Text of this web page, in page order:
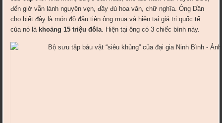
đến giờ vẫn lành nguyên vẹn, đầy đủ hoa văn, chữ nghĩa. Ông Dần
cho biết đây là món đồ đầu tiên ông mua và hiện tại giá trị quốc tế
của nó là khoảng 15 triệu đôla . Hiện tại ông có 3 chiếc bình này.